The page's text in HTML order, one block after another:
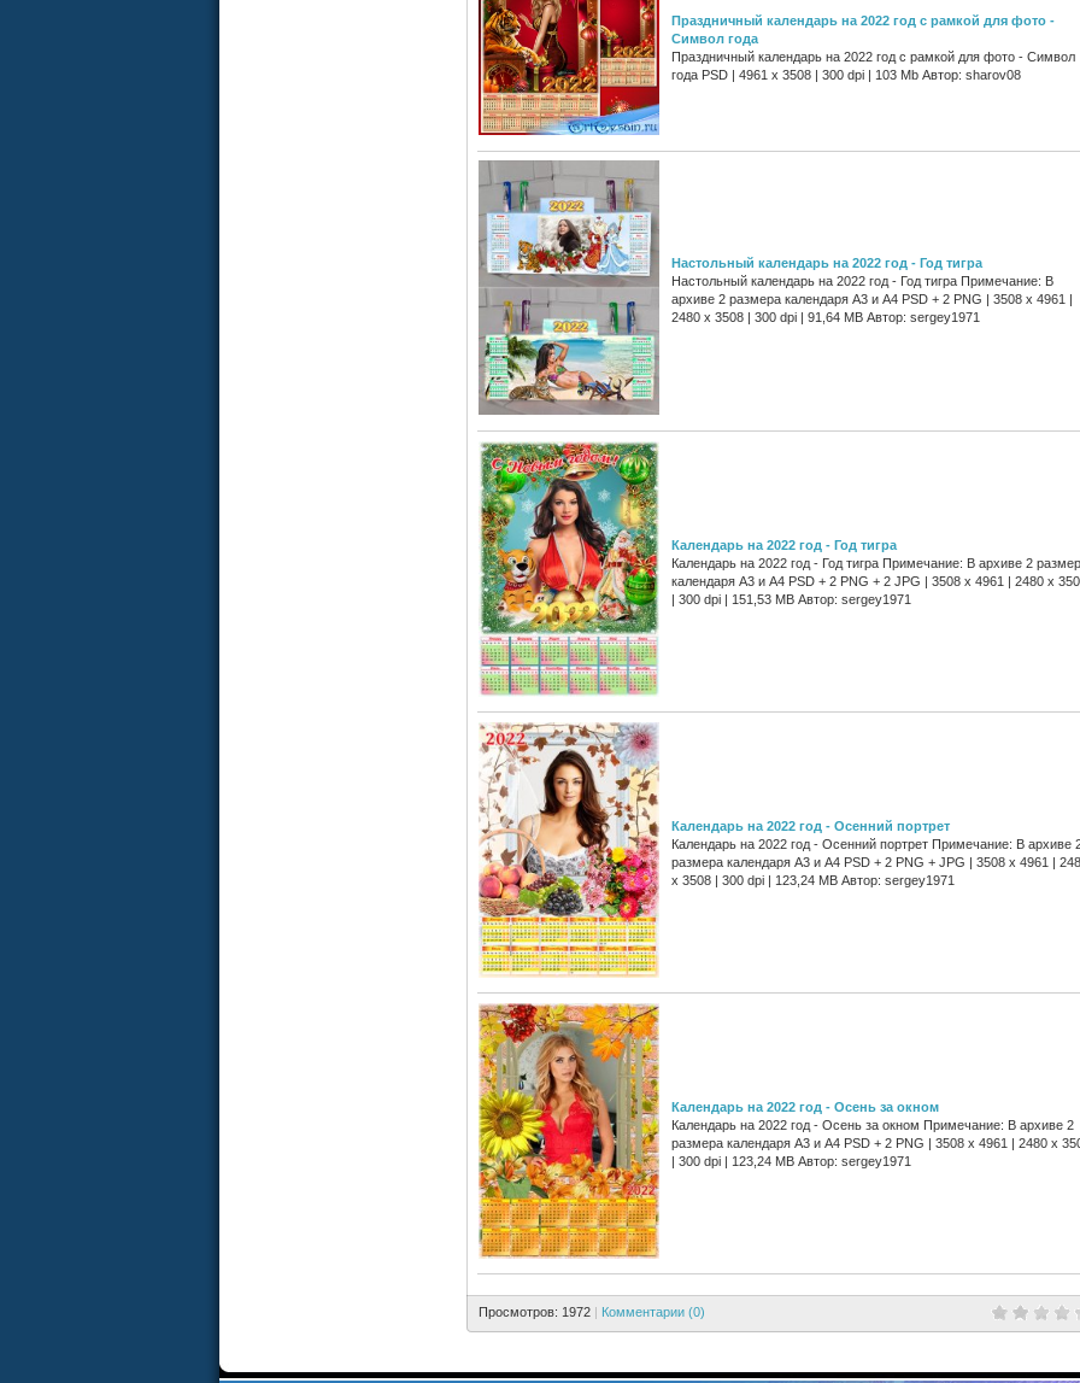
Праздничный календарь на 2022 год с рамкой для фото -
Символ года
Праздничный календарь на 2022 год с рамкой для фото - Символ
года PSD | 4961 х 3508 | 300 dpi | 103 Mb Автор: sharov08
Настольный календарь на 2022 год - Год тигра
Настольный календарь на 2022 год - Год тигра Примечание: В
архиве 2 размера календаря А3 и А4 PSD + 2 PNG | 3508 x 4961 |
2480 x 3508 | 300 dpi | 91,64 MB Автор: sergey1971
Календарь на 2022 год - Год тигра
Календарь на 2022 год - Год тигра Примечание: В архиве 2
календаря А3 и А4 PSD + 2 PNG + 2 JPG | 3508 x 4961 | 2480 x
| 300 dpi | 151,53 MB Автор: sergey1971
Календарь на 2022 год - Осенний портрет
Календарь на 2022 год - Осенний портрет Примечание: В архиве
размера календаря А3 и А4 PSD + 2 PNG + JPG | 3508 x 4961 |
x 3508 | 300 dpi | 123,24 MB Автор: sergey1971
Календарь на 2022 год - Осень за окном
Календарь на 2022 год - Осень за окном Примечание: В архиве 2
размера календаря А3 и А4 PSD + 2 PNG | 3508 x 4961 | 2480 x
| 300 dpi | 123,24 MB Автор: sergey1971
Просмотров: 1972 | Комментарии (0)